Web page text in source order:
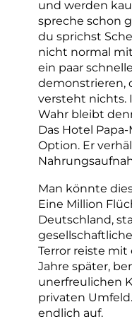
und werden
spreche schon
du sprichst
nicht normal
ein paar
demonstrieren,
versteht nichts.
Wahr bleibt
Das Hotel
Option. Er
Man könnte
Eine Million
Deutschland,
Terror reiste mit
Jahre später,
unerfreulichen
privaten
endlich auf.